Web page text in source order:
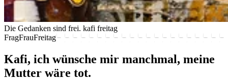
Die Gedanken sind frei. kafi freitag
FragFrauFreitag
Kafi, ich wünsche mir manchmal, meine
Mutter wäre tot.